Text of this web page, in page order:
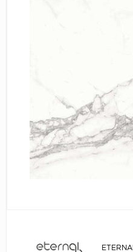
ETERNAL